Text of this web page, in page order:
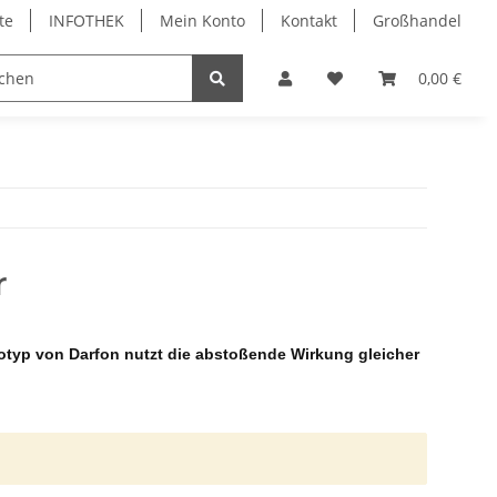
INFOTHEK Mein Konto Kontakt Großhandel
0,00 €
PVC Kartendrucker & Zubehör TiDis
von Darfon nutzt die abstoßende Wirkung gleicher